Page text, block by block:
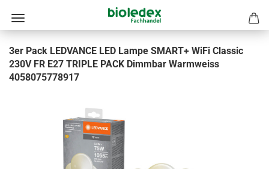
3er Pack LEDVANCE LED Lampe SMART+ WiFi Classic
230V FR E27 TRIPLE PACK Dimmbar Warmweiss
4058075778917